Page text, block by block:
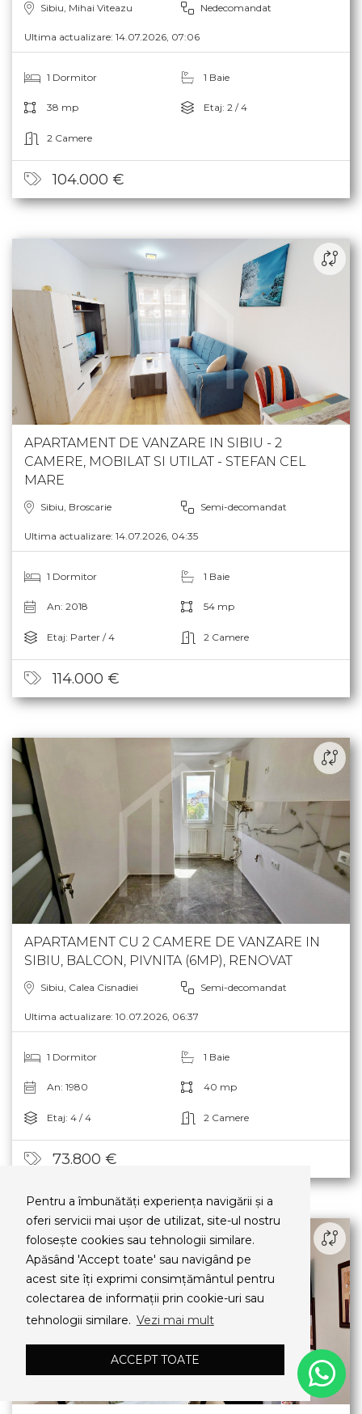
Pentru a îmbunătăți experiența navigării și a
oferi servicii mai ușor de utilizat, site-ul nostru
folosește cookies sau tehnologii similare.
Apăsând 'Accept toate' sau navigând pe
acest site îți exprimi consimțământul pentru
colectarea de informații prin cookie-uri sau
tehnologii similare. Vezi mai mult
ACCEPT TOATE
Sibiu, Mihai Viteazu Nedecomandat
Ultima actualizare: 14.07.2026, 07:06
1 Dormitor 1 Baie
38 mp Etaj: 2 / 4
2 Camere
104.000 €
APARTAMENT DE VANZARE IN SIBIU - 2
CAMERE, MOBILAT SI UTILAT - STEFAN CEL
MARE
Sibiu, Broscarie Semi-decomandat
Ultima actualizare: 14.07.2026, 04:35
1 Dormitor 1 Baie
An: 2018 54 mp
Etaj: Parter / 4 2 Camere
114.000 €
APARTAMENT CU 2 CAMERE DE VANZARE IN
SIBIU, BALCON, PIVNITA (6MP), RENOVAT
Sibiu, Calea Cisnadiei Semi-decomandat
Ultima actualizare: 10.07.2026, 06:37
1 Dormitor 1 Baie
An: 1980 40 mp
Etaj: 4 / 4 2 Camere
73.800 €